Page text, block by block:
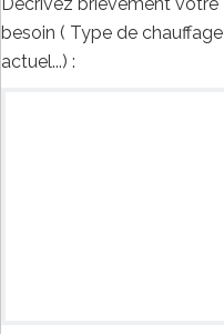
besoin ( Type de chauffage
actuel...) :